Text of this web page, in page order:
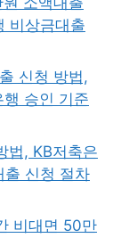
비상금대출
신청 방법,
행 승인 기준
법, KB저축은
출 신청 절차
비대면 50만